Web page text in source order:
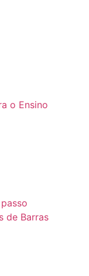
o Ensino
de Barras